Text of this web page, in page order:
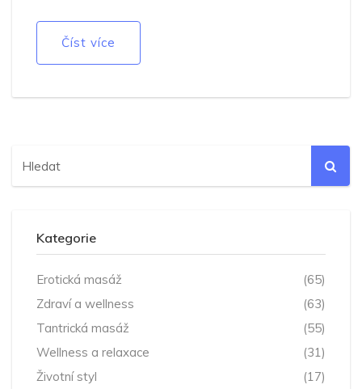
Číst více
Kategorie
Erotická masáž
(65)
Zdraví a wellness
(63)
Tantrická masáž
(55)
Wellness a relaxace
(31)
Životní styl
(17)